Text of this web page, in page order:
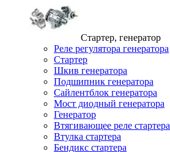
Стартер, генератор
Реле регулятора генератора
Стартер
Шкив генератора
Подшипник генератора
Сайлентблок генератора
Мост диодный генератора
Генератор
Втягивающее реле стартера
Втулка стартера
Бендикс стартера